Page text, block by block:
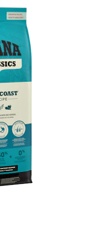
Bench
Op reis en onderweg
Puppy benodigdheden
Bekijk alles